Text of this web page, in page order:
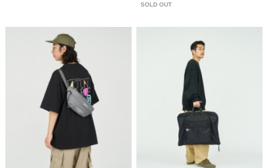
SOLD OUT